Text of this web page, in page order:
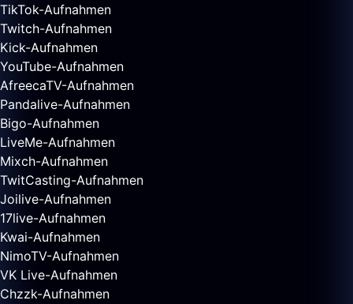
TikTok-Aufnahmen
Twitch-Aufnahmen
Kick-Aufnahmen
YouTube-Aufnahmen
AfreecaTV-Aufnahmen
Pandalive-Aufnahmen
Bigo-Aufnahmen
LiveMe-Aufnahmen
Mixch-Aufnahmen
TwitCasting-Aufnahmen
Joilive-Aufnahmen
17live-Aufnahmen
Kwai-Aufnahmen
NimoTV-Aufnahmen
VK Live-Aufnahmen
Chzzk-Aufnahmen